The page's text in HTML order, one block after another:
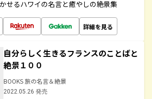
せるハワイの名言と癒やしの絶景集
詳細を見る
自分らしく生きるフランスのことばと
絶景１００
BOOKS 旅の名言＆絶景
2022.05.26 発売